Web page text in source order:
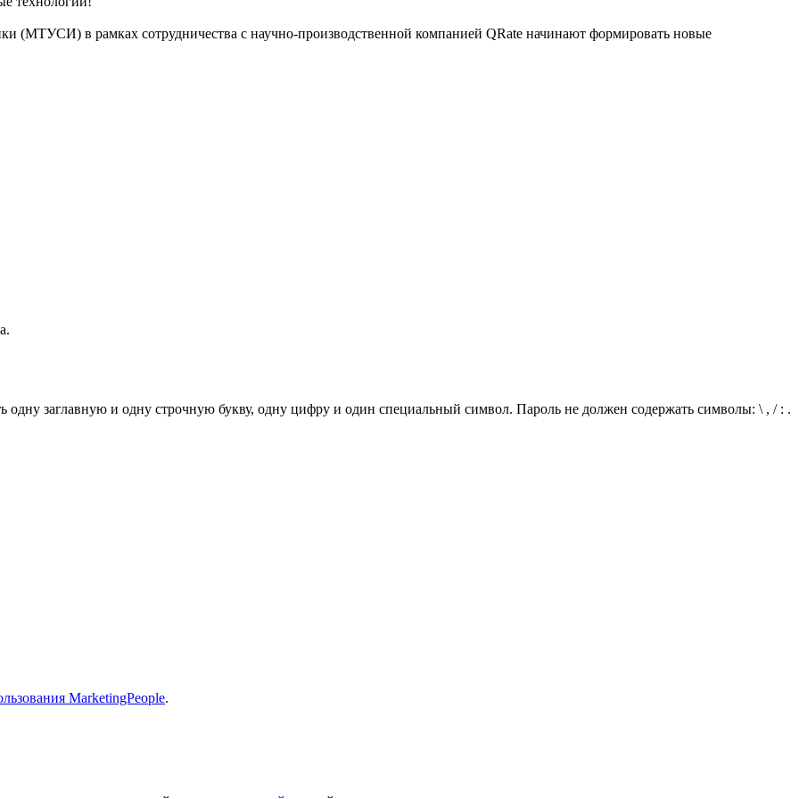
(МТУСИ) в рамках сотрудничества с научно-производственной компанией QRate начинают формировать новые
одну заглавную и одну строчную букву, одну цифру и один специальный символ. Пароль не должен содержать символы: \ , / : .
MarketingPeople.